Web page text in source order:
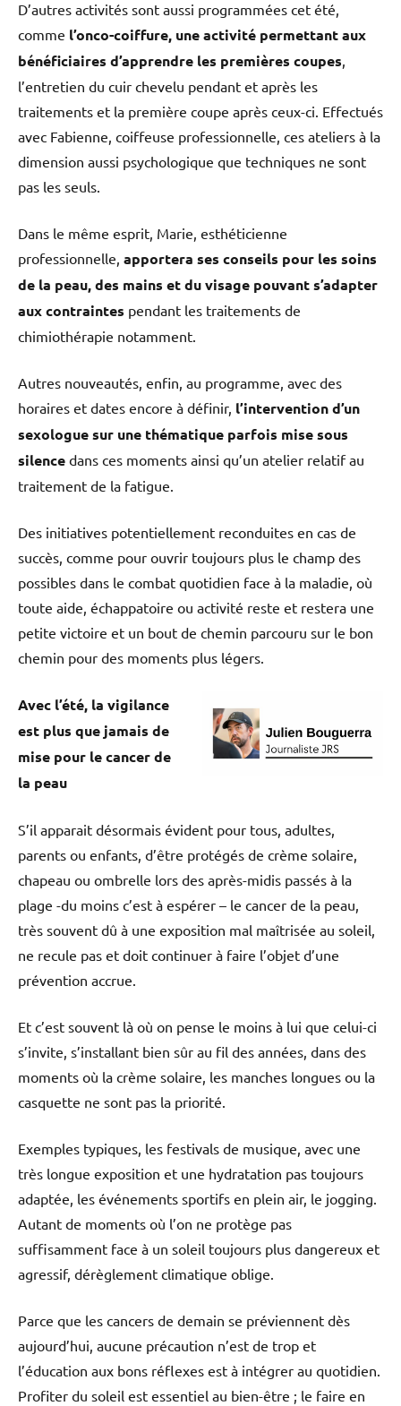
D’autres activités sont aussi programmées cet été,
comme l’onco-coiffure, une activité permettant aux
bénéficiaires d’apprendre les premières coupes,
l’entretien du cuir chevelu pendant et après les
traitements et la première coupe après ceux-ci. Effectués
avec Fabienne, coiffeuse professionnelle, ces ateliers à la
dimension aussi psychologique que techniques ne sont
pas les seuls.
Dans le même esprit, Marie, esthéticienne
professionnelle, apportera ses conseils pour les soins
de la peau, des mains et du visage pouvant s’adapter
aux contraintes pendant les traitements de
chimiothérapie notamment.
Autres nouveautés, enfin, au programme, avec des
horaires et dates encore à définir, l’intervention d’un
sexologue sur une thématique parfois mise sous
silence dans ces moments ainsi qu’un atelier relatif au
traitement de la fatigue.
Des initiatives potentiellement reconduites en cas de
succès, comme pour ouvrir toujours plus le champ des
possibles dans le combat quotidien face à la maladie, où
toute aide, échappatoire ou activité reste et restera une
petite victoire et un bout de chemin parcouru sur le bon
chemin pour des moments plus légers.
Avec l’été, la vigilance
est plus que jamais de
mise pour le cancer de
la peau
S’il apparait désormais évident pour tous, adultes,
parents ou enfants, d’être protégés de crème solaire,
chapeau ou ombrelle lors des après-midis passés à la
plage -du moins c’est à espérer – le cancer de la peau,
très souvent dû à une exposition mal maîtrisée au soleil,
ne recule pas et doit continuer à faire l’objet d’une
prévention accrue.
Et c’est souvent là où on pense le moins à lui que celui-ci
s’invite, s’installant bien sûr au fil des années, dans des
moments où la crème solaire, les manches longues ou la
casquette ne sont pas la priorité.
Exemples typiques, les festivals de musique, avec une
très longue exposition et une hydratation pas toujours
adaptée, les événements sportifs en plein air, le jogging.
Autant de moments où l’on ne protège pas
suffisamment face à un soleil toujours plus dangereux et
agressif, dérèglement climatique oblige.
Parce que les cancers de demain se préviennent dès
aujourd’hui, aucune précaution n’est de trop et
l’éducation aux bons réflexes est à intégrer au quotidien.
Profiter du soleil est essentiel au bien-être ; le faire en